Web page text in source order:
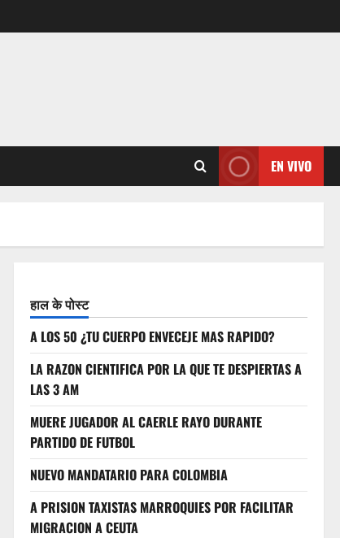
EN VIVO
हाल के पोस्ट
A LOS 50 ¿TU CUERPO ENVECEJE MAS RAPIDO?
LA RAZON CIENTIFICA POR LA QUE TE DESPIERTAS A
LAS 3 AM
MUERE JUGADOR AL CAERLE RAYO DURANTE
PARTIDO DE FUTBOL
NUEVO MANDATARIO PARA COLOMBIA
A PRISION TAXISTAS MARROQUIES POR FACILITAR
MIGRACION A CEUTA